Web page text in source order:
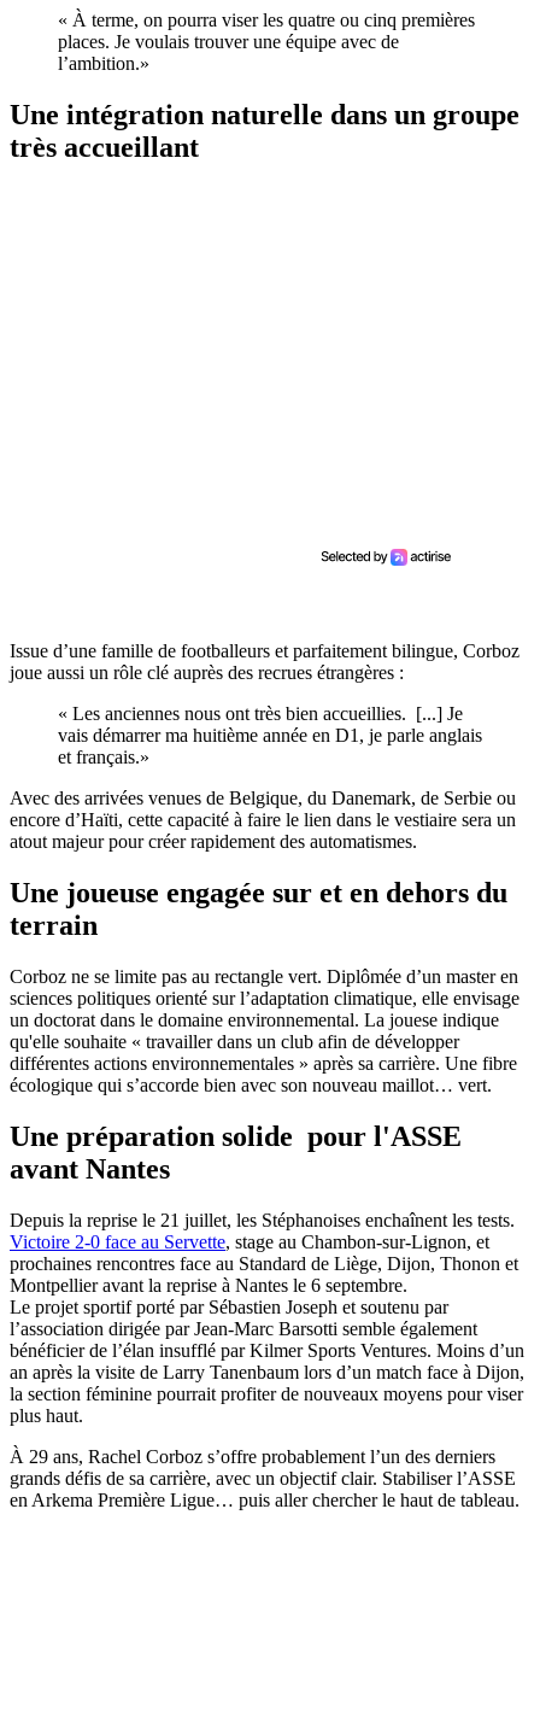
« À terme, on pourra viser les quatre ou cinq premières
places. Je voulais trouver une équipe avec de
l’ambition.»
Une intégration naturelle dans un groupe
très accueillant
Issue d’une famille de footballeurs et parfaitement bilingue, Corboz
joue aussi un rôle clé auprès des recrues étrangères :
« Les anciennes nous ont très bien accueillies. [...] Je
vais démarrer ma huitième année en D1, je parle anglais
et français.»
Avec des arrivées venues de Belgique, du Danemark, de Serbie ou
encore d’Haïti, cette capacité à faire le lien dans le vestiaire sera un
atout majeur pour créer rapidement des automatismes.
Une joueuse engagée sur et en dehors du
terrain
Corboz ne se limite pas au rectangle vert. Diplômée d’un master en
sciences politiques orienté sur l’adaptation climatique, elle envisage
un doctorat dans le domaine environnemental. La jouese indique
qu'elle souhaite « travailler dans un club afin de développer
différentes actions environnementales » après sa carrière. Une fibre
écologique qui s’accorde bien avec son nouveau maillot… vert.
Une préparation solide pour l'ASSE
avant Nantes
Depuis la reprise le 21 juillet, les Stéphanoises enchaînent les tests.
Victoire 2-0 face au Servette, stage au Chambon-sur-Lignon, et
prochaines rencontres face au Standard de Liège, Dijon, Thonon et
Montpellier avant la reprise à Nantes le 6 septembre.
Le projet sportif porté par Sébastien Joseph et soutenu par
l’association dirigée par Jean-Marc Barsotti semble également
bénéficier de l’élan insufflé par Kilmer Sports Ventures. Moins d’un
an après la visite de Larry Tanenbaum lors d’un match face à Dijon,
la section féminine pourrait profiter de nouveaux moyens pour viser
plus haut.
À 29 ans, Rachel Corboz s’offre probablement l’un des derniers
grands défis de sa carrière, avec un objectif clair. Stabiliser l’ASSE
en Arkema Première Ligue… puis aller chercher le haut de tableau.